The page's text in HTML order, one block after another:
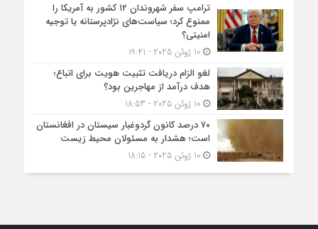
ترامپ سفر شهروندان ۱۲ کشور به آمریکا را
ممنوع کرد؛ سیاست‌های نژادپرستانه یا توجیه
امنیتی؟
10 ژوئن 2025 - 19:41
لغو الزام دریافت تثبیت هویت برای اتباع؛
هدف درآمد از مهاجرین بود؟
10 ژوئن 2025 - 18:53
۷۰ درصد کانون گردوغبار سیستان در افغانستان
است؛ هشدار به مسئولان محیط زیست
10 ژوئن 2025 - 18:15